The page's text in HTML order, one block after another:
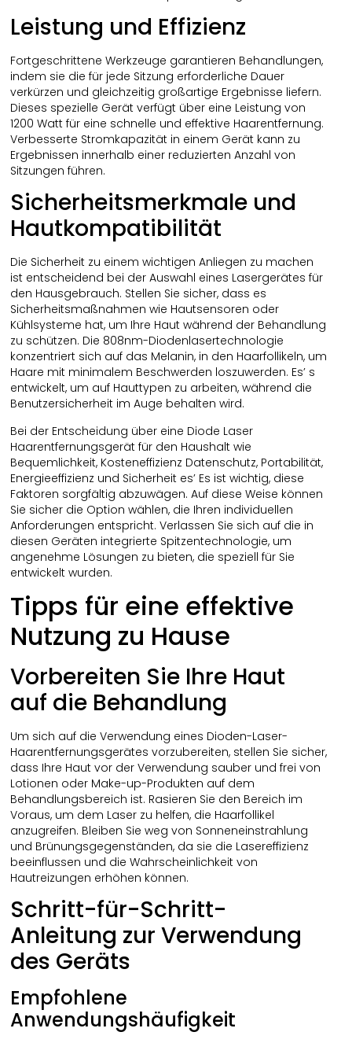
Leistung und Effizienz
Fortgeschrittene Werkzeuge garantieren Behandlungen,
indem sie die für jede Sitzung erforderliche Dauer
verkürzen und gleichzeitig großartige Ergebnisse liefern.
Dieses spezielle Gerät verfügt über eine Leistung von
1200 Watt für eine schnelle und effektive Haarentfernung.
Verbesserte Stromkapazität in einem Gerät kann zu
Ergebnissen innerhalb einer reduzierten Anzahl von
Sitzungen führen.
Sicherheitsmerkmale und
Hautkompatibilität
Die Sicherheit zu einem wichtigen Anliegen zu machen
ist entscheidend bei der Auswahl eines Lasergerätes für
den Hausgebrauch. Stellen Sie sicher, dass es
Sicherheitsmaßnahmen wie Hautsensoren oder
Kühlsysteme hat, um Ihre Haut während der Behandlung
zu schützen. Die 808nm-Diodenlasertechnologie
konzentriert sich auf das Melanin, in den Haarfollikeln, um
Haare mit minimalem Beschwerden loszuwerden. Es’ s
entwickelt, um auf Hauttypen zu arbeiten, während die
Benutzersicherheit im Auge behalten wird.
Bei der Entscheidung über eine Diode Laser
Haarentfernungsgerät für den Haushalt wie
Bequemlichkeit, Kosteneffizienz Datenschutz, Portabilität,
Energieeffizienz und Sicherheit es’ Es ist wichtig, diese
Faktoren sorgfältig abzuwägen. Auf diese Weise können
Sie sicher die Option wählen, die Ihren individuellen
Anforderungen entspricht. Verlassen Sie sich auf die in
diesen Geräten integrierte Spitzentechnologie, um
angenehme Lösungen zu bieten, die speziell für Sie
entwickelt wurden.
Tipps für eine effektive
Nutzung zu Hause
Vorbereiten Sie Ihre Haut
auf die Behandlung
Um sich auf die Verwendung eines Dioden-Laser-
Haarentfernungsgerätes vorzubereiten, stellen Sie sicher,
dass Ihre Haut vor der Verwendung sauber und frei von
Lotionen oder Make-up-Produkten auf dem
Behandlungsbereich ist. Rasieren Sie den Bereich im
Voraus, um dem Laser zu helfen, die Haarfollikel
anzugreifen. Bleiben Sie weg von Sonneneinstrahlung
und Brünungsgegenständen, da sie die Lasereffizienz
beeinflussen und die Wahrscheinlichkeit von
Hautreizungen erhöhen können.
Schritt-für-Schritt-
Anleitung zur Verwendung
des Geräts
Empfohlene
Anwendungshäufigkeit